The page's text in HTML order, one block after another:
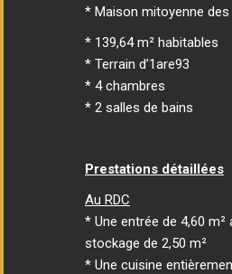
* Maison mitoyenne
* 139,64 m² habitables
* Terrain d’1are93
* 4 chambres
* 2 salles de bains
Prestations détaillées
Au RDC
* Une entrée de 4,60
stockage de 2,50 m²
* Une cuisine